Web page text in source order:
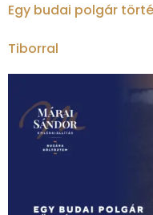
Egy budai polgár
Tiborral